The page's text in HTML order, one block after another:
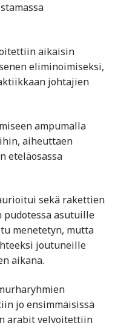
aikaisin
eliminoimiseksi,
johtajien
ampumalla
aiheuttaen
eteläosassa
sekä rakettien
asutuille
menetetyn, mutta
joutuneille
aikana.
jo ensimmäisissä
arabit velvoitettiin